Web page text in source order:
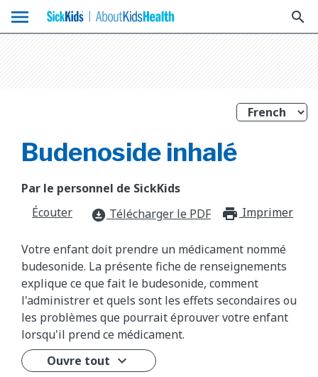
menu search
Budenoside inhalé
Par le personnel de SickKids
Écouter
download_for_offline Télécharger le PDF Imprimer
Votre enfant doit prendre un médicament nommé
budesonide. La présente fiche de renseignements
explique ce que fait le budesonide, comment
l'administrer et quels sont les effets secondaires ou
les problèmes que pourrait éprouver votre enfant
lorsqu'il prend ce médicament.
Ouvre tout